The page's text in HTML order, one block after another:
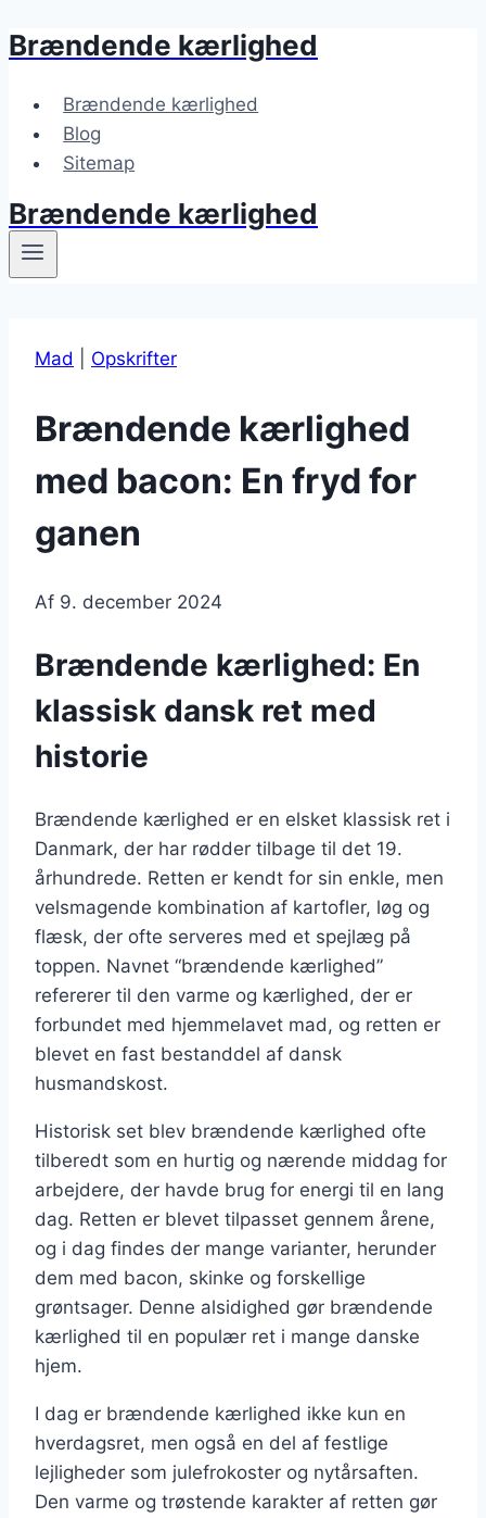
Fortsæt
indhold
Brændende kærlighed
Brændende kærlighed
Blog
Sitemap
Brændende kærlighed
Mad Opskrifter
Brændende kærlighed
med bacon: En fryd for
ganen
Af 9. december 2024
Brændende kærlighed: En
klassisk dansk ret med
historie
Brændende kærlighed er en elsket klassisk ret i
Danmark, der har rødder tilbage til det 19.
århundrede. Retten er kendt for sin enkle, men
velsmagende kombination af kartofler, løg og
flæsk, der ofte serveres med et spejlæg på
toppen. Navnet “brændende kærlighed”
refererer til den varme og kærlighed, der er
forbundet med hjemmelavet mad, og retten er
blevet en fast bestanddel af dansk
husmandskost.
Historisk set blev brændende kærlighed ofte
tilberedt som en hurtig og nærende middag for
arbejdere, der havde brug for energi til en lang
dag. Retten er blevet tilpasset gennem årene,
og i dag findes der mange varianter, herunder
dem med bacon, skinke og forskellige
grøntsager. Denne alsidighed gør brændende
kærlighed til en populær ret i mange danske
hjem.
I dag er brændende kærlighed ikke kun en
hverdagsret, men også en del af festlige
lejligheder som julefrokoster og nytårsaften.
Den varme og trøstende karakter af retten gør